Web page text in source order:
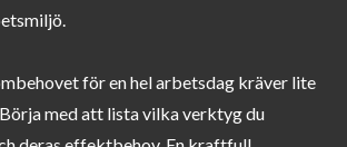
för en hel arbetsdag kräver lite
med att lista vilka verktyg du